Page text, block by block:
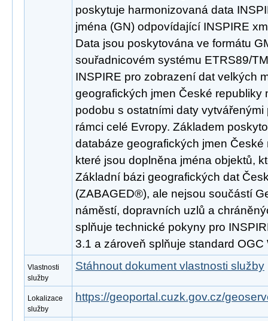
poskytuje harmonizovaná data
jména (GN) odpovídající INSPIRE
Data jsou poskytována ve formátu
souřadnicovém systému ETRS89/
INSPIRE pro zobrazení dat velkých
geografických jmen České republiky
podobu s ostatními daty vytvářenými
rámci celé Evropy. Základem
databáze geografických jmen
které jsou doplněna jména objektů,
Základní bázi geografických dat
(ZABAGED®), ale nejsou součástí
náměstí, dopravních uzlů a
splňuje technické pokyny pro
3.1 a zároveň splňuje standard OGC
Vlastnosti
služby
Stáhnout dokument vlastnosti služby
Lokalizace
služby
https://geoportal.cuzk.gov.cz/